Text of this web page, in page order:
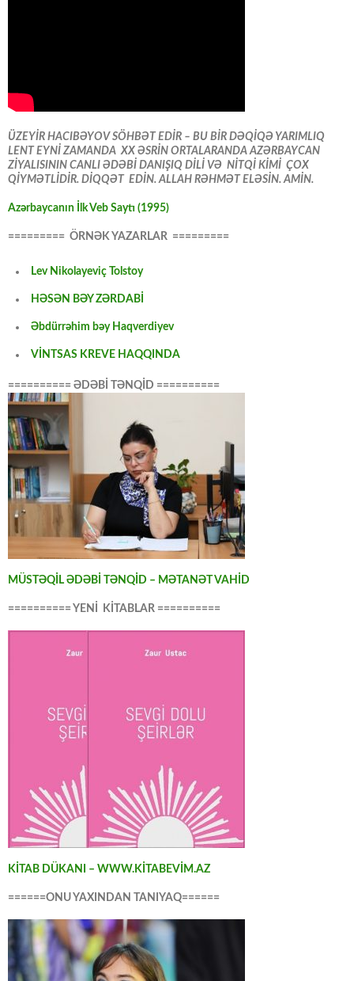
ÜZEYİR HACIBƏYOV SÖHBƏT EDİR – BU BİR DƏQİQƏ YARIMLIQ
LENT EYNİ ZAMANDA XX ƏSRİN ORTALARANDA AZƏRBAYCAN
ZİYALISININ CANLI ƏDƏBİ DANIŞIQ DİLİ VƏ NİTQİ KİMİ ÇOX
QİYMƏTLİDİR. DİQQƏT EDİN. ALLAH RƏHMƏT ELƏSİN. AMİN.
Azərbaycanın İlk Veb Saytı (1995)
========= ÖRNƏK YAZARLAR =========
Lev Nikolayeviç Tolstoy
HƏSƏN BƏY ZƏRDABİ
Əbdürrəhim bəy Haqverdiyev
VİNTSAS KREVE HAQQINDA
========== ƏDƏBİ TƏNQİD ==========
MÜSTƏQİL ƏDƏBİ TƏNQİD – MƏTANƏT VAHİD
========== YENİ KİTABLAR ==========
KİTAB DÜKANI – WWW.KİTABEVİM.AZ
======ONU YAXINDAN TANIYAQ======